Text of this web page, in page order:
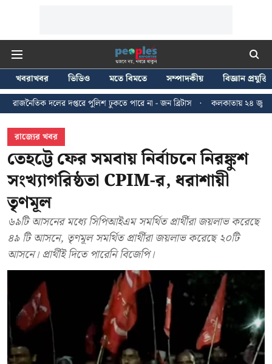
খবরাখবর ভিডিও মতে বিমতে সম্পাদকীয়
বিজ্ঞান প্রযুক্তি
দপ্তরে পুলিশ ঢুকতে পারে না - জন ব্রিটাস
কলকাতায় ২৪ জুলাইয়ের মিছিলে
রাজ্যের খবর
তেহট্টে ফের সমবায় নির্বাচনে নিরঙ্কুশ
সংখ্যাগরিষ্ঠতা CPIM-র, ধরাশায়ী
তৃণমূল
৬৯টি আসনের মধ্যে সিপিআইএম সমর্থিত প্রার্থীরা জয়লাভ করেছে
৪৯ টি আসনে, তৃণমূল সমর্থিত প্রার্থীরা জয়লাভ করেছে ২০টি
আসনে। প্রার্থীই দিতে পারেনি বিজেপি।